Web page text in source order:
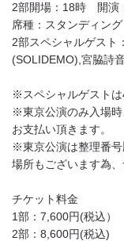
2部開場：18時 開演
席種：スタンディング
2部スペシャルゲスト
(SOLIDEMO),宮脇詩
※スペシャルゲストは
※東京公演のみ入場
お支払い頂き
※東京公演は整理番
場所もございます為、
チケット料金
1部：7,600円(税込）
2部：8,600円(税込)